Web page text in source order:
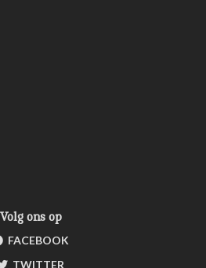
Volg ons op
FACEBOOK
TWITTER